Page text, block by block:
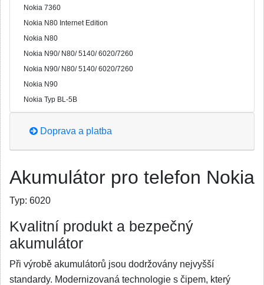
Nokia 7360
Nokia N80 Internet Edition
Nokia N80
Nokia N90/ N80/ 5140/ 6020/7260
Nokia N90/ N80/ 5140/ 6020/7260
Nokia N90
Nokia Typ BL-5B
Doprava a platba
Akumulátor pro telefon Nokia
Typ: 6020
Kvalitní produkt a bezpečný
akumulátor
Při výrobě akumulátorů jsou dodržovány nejvyšší
standardy. Modernizovaná technologie s čipem, který